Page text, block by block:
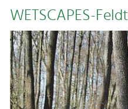
WETSCAPES-